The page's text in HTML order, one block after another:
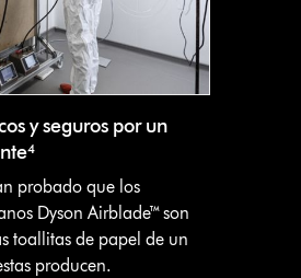
y seguros por un
probado que los
Dyson Airblade™ son
toallitas de papel de un
producen.